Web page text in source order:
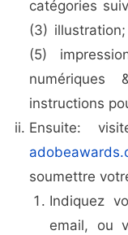
catégories
(3)
(5)
numériques
instructions
Ensuite:
soumettre
Indiquez
email, ou